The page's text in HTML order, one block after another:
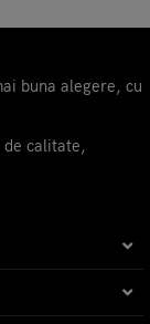
buna alegere, cu
de calitate,